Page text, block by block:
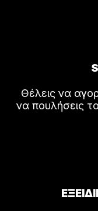
Θέλεις να
να πουλήσεις